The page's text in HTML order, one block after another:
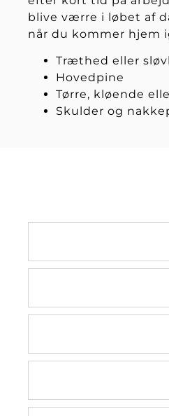
blive værre i løbet af
når du kommer hjem
Træthed eller
Hovedpine
Tørre, kløende
Skulder og